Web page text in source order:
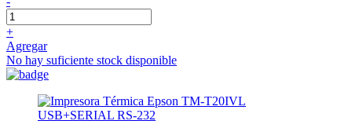
+
Agregar
No hay suficiente stock disponible